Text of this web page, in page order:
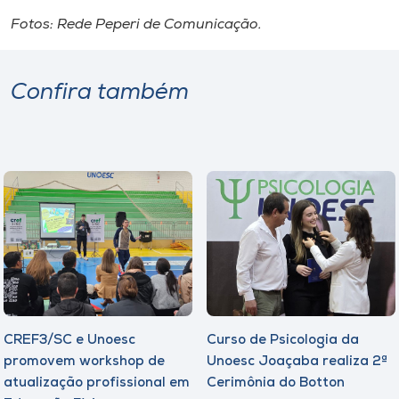
Fotos: Rede Peperi de Comunicação.
Confira também
CREF3/SC e Unoesc
promovem workshop de
atualização profissional em
Curso de Psicologia da
Unoesc Joaçaba realiza 2ª
Cerimônia do Botton